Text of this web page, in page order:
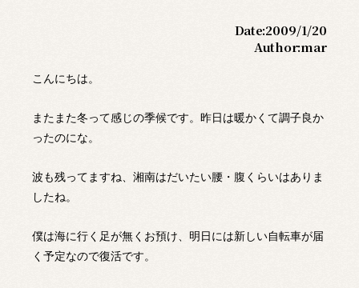
Date:2009/1/20
Author:mar
こんにちは。
またまた冬って感じの季候です。昨日は暖かくて調子良か
ったのにな。
波も残ってますね、湘南はだいたい腰・腹くらいはありま
したね。
僕は海に行く足が無くお預け、明日には新しい自転車が届
く予定なので復活です。